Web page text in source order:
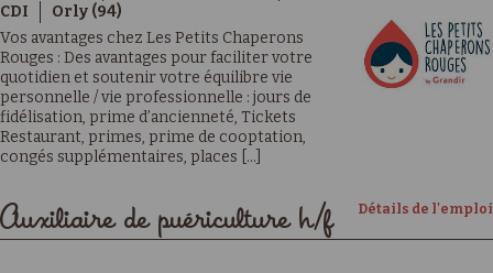
CDI
Orly (94)
Vos avantages chez Les Petits Chaperons
Rouges : Des avantages pour faciliter votre
quotidien et soutenir votre équilibre vie
personnelle / vie professionnelle : jours de
fidélisation, prime d’ancienneté, Tickets
Restaurant, primes, prime de cooptation,
congés supplémentaires, places [...]
Détails de l'emploi
Auxiliaire de puériculture h/f